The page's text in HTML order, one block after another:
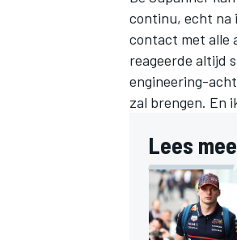
continu, echt na
contact met alle
reageerde altijd
engineering-
zal brengen. En
Lees